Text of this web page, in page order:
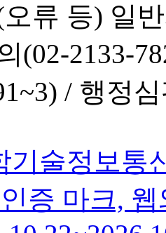
류 등) 일
(02-2133-
/ 행정심